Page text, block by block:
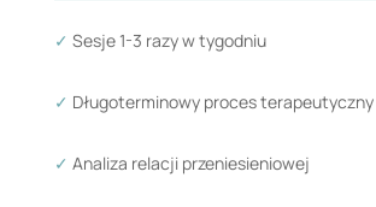
✓ Sesje 1-3 razy w tygodniu
✓ Długoterminowy proces terapeutyczny
✓ Analiza relacji przeniesieniowej